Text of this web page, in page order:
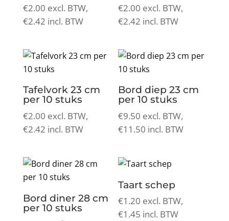
€2.00 excl. BTW,
€2.42 incl. BTW
€2.00 excl. BTW,
€2.42 incl. BTW
Tafelvork 23 cm
per 10 stuks
€2.00 excl. BTW,
€2.42 incl. BTW
Bord diep 23 cm
per 10 stuks
€9.50 excl. BTW,
€11.50 incl. BTW
Bord diner 28 cm
per 10 stuks
Taart schep
€1.20 excl. BTW,
€1.45 incl. BTW